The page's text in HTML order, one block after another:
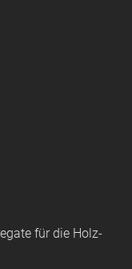
für die Holz-